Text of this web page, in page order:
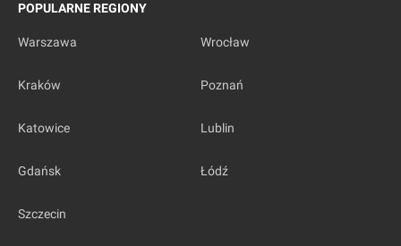
POPULARNE REGIONY
Warszawa Wrocław
Kraków Poznań
Katowice Lublin
Gdańsk Łódź
Szczecin